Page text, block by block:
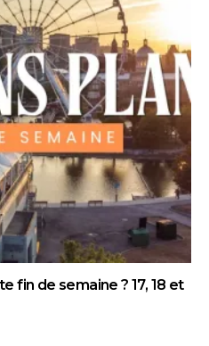
fin de semaine ? 17, 18 et